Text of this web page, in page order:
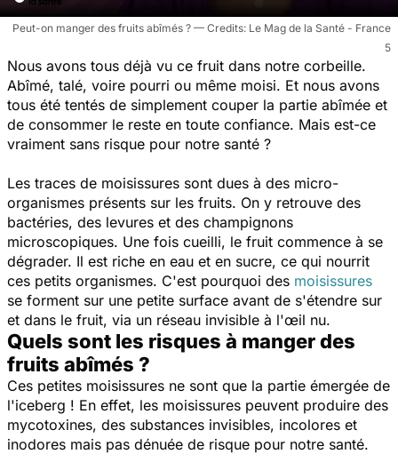
Peut-on manger des fruits abîmés ?
Le Mag de la Santé - France
5
Nous avons tous déjà vu ce fruit dans notre corbeille.
Abîmé, talé, voire pourri ou même moisi. Et nous avons
tous été tentés de simplement couper la partie abîmée et
de consommer le reste en toute confiance. Mais est-ce
vraiment sans risque pour notre santé ?
Les traces de moisissures sont dues à des micro-
organismes présents sur les fruits. On y retrouve des
bactéries, des levures et des champignons
microscopiques. Une fois cueilli, le fruit commence à se
dégrader. Il est riche en eau et en sucre, ce qui nourrit
ces petits organismes. C'est pourquoi des moisissures
se forment sur une petite surface avant de s'étendre sur
et dans le fruit, via un réseau invisible à l'œil nu.
Quels sont les risques à manger des
fruits abîmés ?
Ces petites moisissures ne sont que la partie émergée de
l'iceberg ! En effet, les moisissures peuvent produire des
mycotoxines, des substances invisibles, incolores et
inodores mais pas dénuée de risque pour notre santé.